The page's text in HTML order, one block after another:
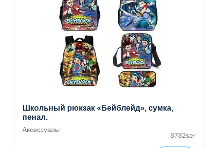
Школьный рюкзак «Бейблейд», сумка,
пенал.
Аксессуары
8782ser